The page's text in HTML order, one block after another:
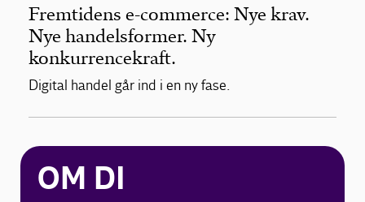
Fremtidens e-commerce: Nye krav.
Nye handelsformer. Ny
konkurrencekraft.
Digital handel går ind i en ny fase.
OM DI